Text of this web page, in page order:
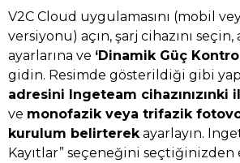
V2C Cloud uygulamasını (mobil
versiyonu) açın, şarj cihazını seçin,
ayarlarına ve ‘Dinamik Güç
gidin. Resimde gösterildiği gibi
adresini Ingeteam
ve monofazik veya trifazik
kurulum belirterek ayarlayın.
Kayıtlar” seçeneğini seçtiğinizden